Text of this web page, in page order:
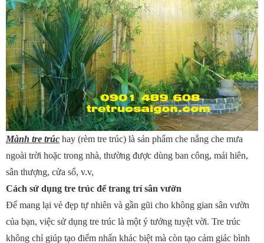
Mành tre trúc hay (rèm tre trúc) là sản phẩm che nắng che mưa
ngoài trời hoặc trong nhà, thường được dùng ban công, mái hiên,
sân thượng, cửa sổ, v.v,
Cách sử dụng tre trúc để trang trí sân vườn
Để mang lại vẻ đẹp tự nhiên và gần gũi cho không gian sân vườn
của bạn, việc sử dụng tre trúc là một ý tưởng tuyệt vời. Tre trúc
không chỉ giúp tạo điểm nhấn khác biệt mà còn tạo cảm giác bình